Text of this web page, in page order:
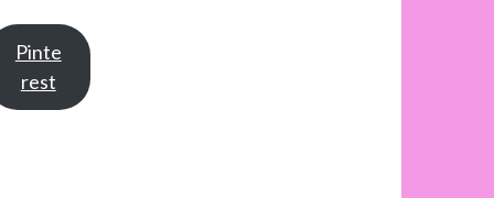
Pinte
rest